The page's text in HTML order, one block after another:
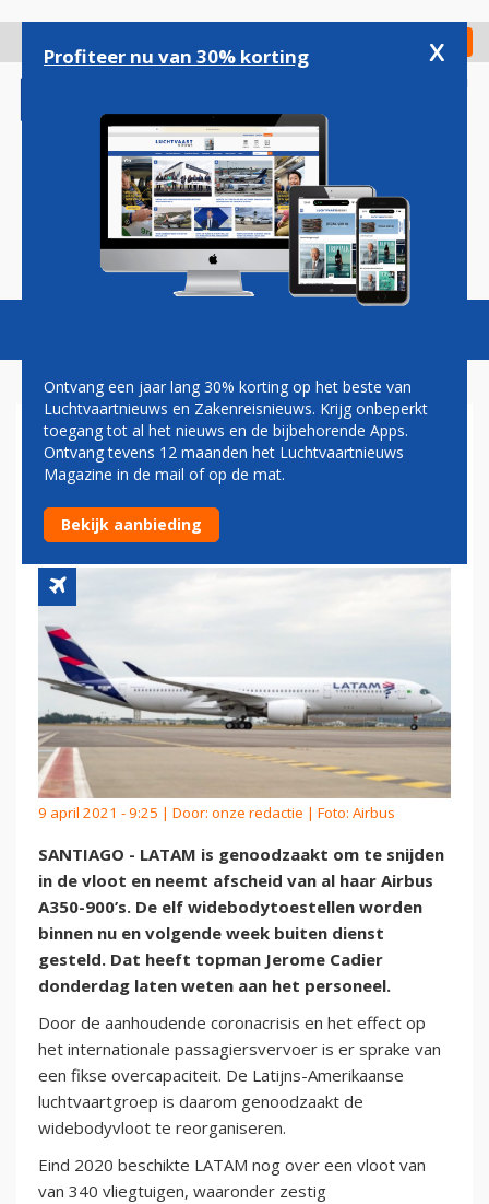
gaan
Check in
Magazine Podcasts Vacatures
DRASTISCHE MAATREGEL:
LATAM STOOT VOLLEDIGE
AIRBUS A350-VLOOT AF
9 april 2021 - 9:25 | Door: onze redactie | Foto: Airbus
SANTIAGO - LATAM is genoodzaakt om te snijden
in de vloot en neemt afscheid van al haar Airbus
A350-900’s. De elf widebodytoestellen worden
binnen nu en volgende week buiten dienst
gesteld. Dat heeft topman Jerome Cadier
donderdag laten weten aan het personeel.
Door de aanhoudende coronacrisis en het effect op
het internationale passagiersvervoer is er sprake van
een fikse overcapaciteit. De Latijns-Amerikaanse
luchtvaartgroep is daarom genoodzaakt de
widebodyvloot te reorganiseren.
Eind 2020 beschikte LATAM nog over een vloot van
van 340 vliegtuigen, waaronder zestig
Profiteer nu van 30% korting x
Ontvang een jaar lang 30% korting op het beste van
Luchtvaartnieuws en Zakenreisnieuws. Krijg onbeperkt
toegang tot al het nieuws en de bijbehorende Apps.
Ontvang tevens 12 maanden het Luchtvaartnieuws
Magazine in de mail of op de mat.
Bekijk aanbieding